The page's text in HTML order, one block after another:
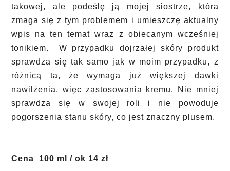
takowej, ale podeślę ją mojej siostrze, która
zmaga się z tym problemem i umieszczę aktualny
wpis na ten temat wraz z obiecanym wcześniej
tonikiem. W przypadku dojrzałej skóry produkt
sprawdza się tak samo jak w moim przypadku, z
różnicą ta, że wymaga już większej dawki
nawilżenia, więc zastosowania kremu. Nie mniej
sprawdza się w swojej roli i nie powoduje
pogorszenia stanu skóry, co jest znaczny plusem.
Cena 100 ml / ok 14 zł